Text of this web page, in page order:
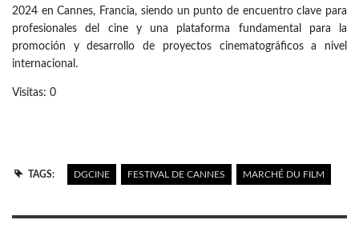
2024 en Cannes, Francia, siendo un punto de encuentro clave para
profesionales del cine y una plataforma fundamental para la
promoción y desarrollo de proyectos cinematográficos a nivel
internacional.
Visitas: 0
TAGS: DGCINE FESTIVAL DE CANNES MARCHÉ DU FILM